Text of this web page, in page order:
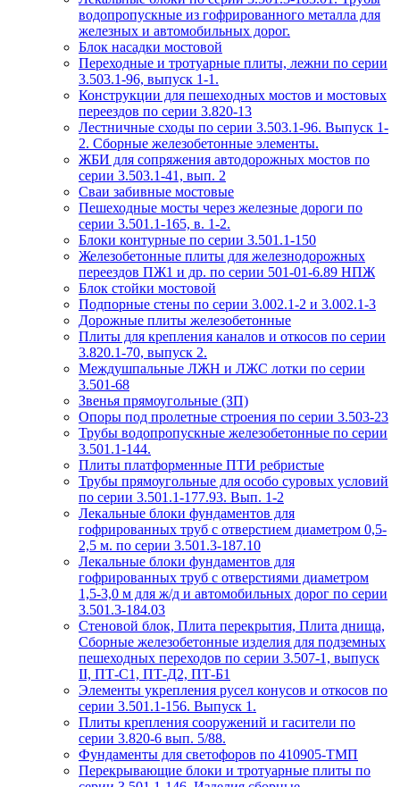
водопропускные из гофрированного металла для
железных и автомобильных дорог.
Блок насадки мостовой
Переходные и тротуарные плиты, лежни по серии
3.503.1-96, выпуск 1-1.
Конструкции для пешеходных мостов и мостовых
переездов по серии 3.820-13
Лестничные сходы по серии 3.503.1-96. Выпуск 1-
2. Сборные железобетонные элементы.
ЖБИ для сопряжения автодорожных мостов по
серии 3.503.1-41, вып. 2
Сваи забивные мостовые
Пешеходные мосты через железные дороги по
серии 3.501.1-165, в. 1-2.
Блоки контурные по серии 3.501.1-150
Железобетонные плиты для железнодорожных
переездов ПЖ1 и др. по серии 501-01-6.89 НПЖ
Блок стойки мостовой
Подпорные стены по серии 3.002.1-2 и 3.002.1-3
Дорожные плиты железобетонные
Плиты для крепления каналов и откосов по серии
3.820.1-70, выпуск 2.
Междушпальные ЛЖН и ЛЖС лотки по серии
3.501-68
Звенья прямоугольные (ЗП)
Опоры под пролетные строения по серии 3.503-23
Трубы водопропускные железобетонные по серии
3.501.1-144.
Плиты платформенные ПТИ ребристые
Трубы прямоугольные для особо суровых условий
по серии 3.501.1-177.93. Вып. 1-2
Лекальные блоки фундаментов для
гофрированных труб с отверстием диаметром 0,5-
2,5 м. по серии 3.501.3-187.10
Лекальные блоки фундаментов для
гофрированных труб с отверстиями диаметром
1,5-3,0 м для ж/д и автомобильных дорог по серии
3.501.3-184.03
Стеновой блок, Плита перекрытия, Плита днища,
Сборные железобетонные изделия для подземных
пешеходных переходов по серии 3.507-1, выпуск
II, ПТ-С1, ПТ-Д2, ПТ-Б1
Элементы укрепления русел конусов и откосов по
серии 3.501.1-156. Выпуск 1.
Плиты крепления сооружений и гасители по
серии 3.820-6 вып. 5/88.
Фундаменты для светофоров по 410905-ТМП
Перекрывающие блоки и тротуарные плиты по